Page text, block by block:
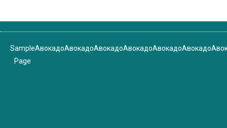
Sample
Page
АвокадоАвокадоАвокадоАвокадоАвокадоАвокадо